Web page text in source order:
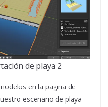
de playa 2
en la pagina de
escenario de playa